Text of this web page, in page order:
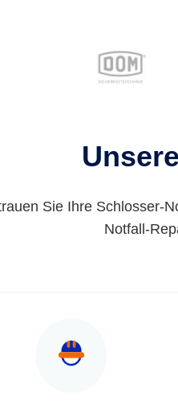
Sie Ihre Schlosser-
Notfall-